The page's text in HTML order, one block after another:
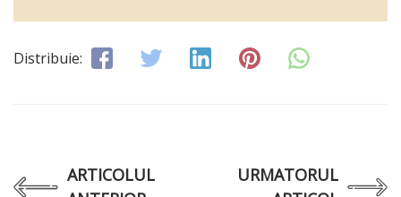
Distribuie:
ARTICOLUL
URMATORUL